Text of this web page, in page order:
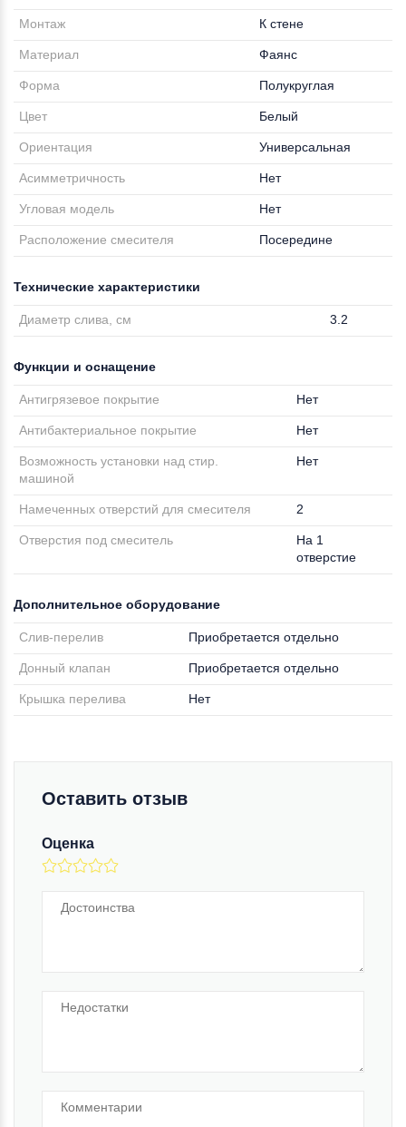
Монтаж К стене
Материал Фаянс
Форма Полукруглая
Цвет Белый
Ориентация Универсальная
Асимметричность Нет
Угловая модель Нет
Расположение смесителя Посередине
Технические характеристики
Диаметр слива, см 3.2
Функции и оснащение
Антигрязевое покрытие Нет
Антибактериальное покрытие Нет
Возможность установки над стир.
машиной
Нет
Намеченных отверстий для смесителя 2
Отверстия под смеситель
На 1
отверстие
Дополнительное оборудование
Слив-перелив Приобретается отдельно
Донный клапан Приобретается отдельно
Крышка перелива Нет
Оставить отзыв
Оценка